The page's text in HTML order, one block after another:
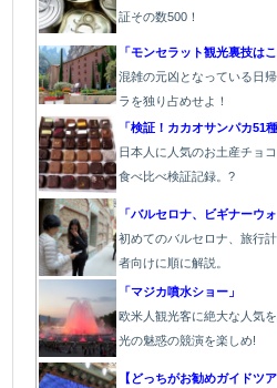
証その数500！
「モンセラット観光裏技はこ
混雑の元凶となっている日
ラを独り占めせよ！
「検証！カカオサンパカ51
日本人に人気のお土産チョ
食べ比べ検証記録。?
「バルセロナ、ビギナーウォ
初めてのバルセロナ、旅行
者向けに順に解説。
「マジカ噴水ショー」
欧米人観光客に絶大な人気
光の魅惑の競演を楽しめ!
【どっちがお勧めガイドツ